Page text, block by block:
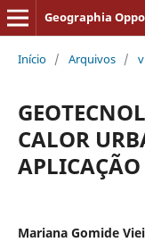
Geographia
Início / Arquivos /
CALOR
Mariana Gomide